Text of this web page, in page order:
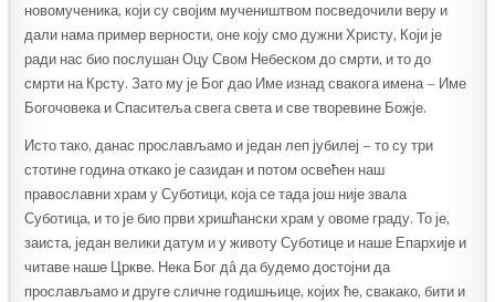
новомученика, који су својим мучеништвом посведочили веру и
дали нама пример верности, оне коју смо дужни Христу, Који је
ради нас био послушан Оцу Свом Небеском до смрти, и то до
смрти на Крсту. Зато му је Бог дао Име изнад свакога имена – Име
Богочовека и Спаситеља свега света и све творевине Божје.
Исто тако, данас прослављамо и један леп јубилеј – то су три
стотине година откако је сазидан и потом освећен наш
православни храм у Суботици, која се тада још није звала
Суботица, и то је био први хришћански храм у овоме граду. То је,
заиста, један велики датум и у животу Суботице и наше Епархије и
читаве наше Цркве. Нека Бог дâ да будемо достојни да
прослављамо и друге сличне годишњице, којих ће, свакако, бити и